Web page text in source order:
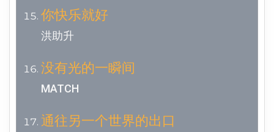
你快乐就好
洪助升
没有光的一瞬间
MATCH
通往另一个世界的出口